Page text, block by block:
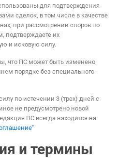
для подтверждения
сделок, в том числе в качестве
при рассмотрении споров по
подтверждаете их
и исковую силу.
что ПС может быть изменено
порядке без специального
по истечении 3 (трех) дней с
не предусмотрено новой
ПС всегда находится на
и термины